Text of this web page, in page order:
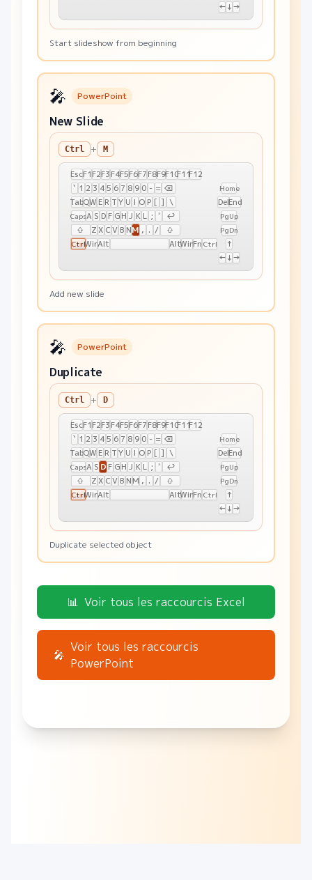
←↓→
Start slideshow from beginning
🎤 PowerPoint
New Slide
Ctrl + M
EscF1F2F3F4F5F6F7F8F9F10F11F12
` 1 2 3 45 6 7 8 9 0 - = ⌫
TabQWE R T Y U I OP [ ] \
CapsA S D F GH J K L ; '
↩
⇧
Z X CV B NM , . / ⇧
CtrlWinAlt AltWinFn Ctrl
Home
DelEnd
PgUp
PgDn
↑
←↓→
Add new slide
🎤 PowerPoint
Duplicate
Ctrl + D
EscF1F2F3F4F5F6F7F8F9F10F11F12
` 1 2 3 45 6 7 8 9 0 - = ⌫
TabQWE R T Y U I OP [ ] \
CapsA SDF GH J K L ; '
↩
⇧
Z X CV B NM , . / ⇧
CtrlWinAlt AltWinFn Ctrl
Home
DelEnd
PgUp
PgDn
↑
←↓→
Duplicate selected object
📊 Voir tous les raccourcis Excel
🎤
Voir tous les raccourcis
PowerPoint